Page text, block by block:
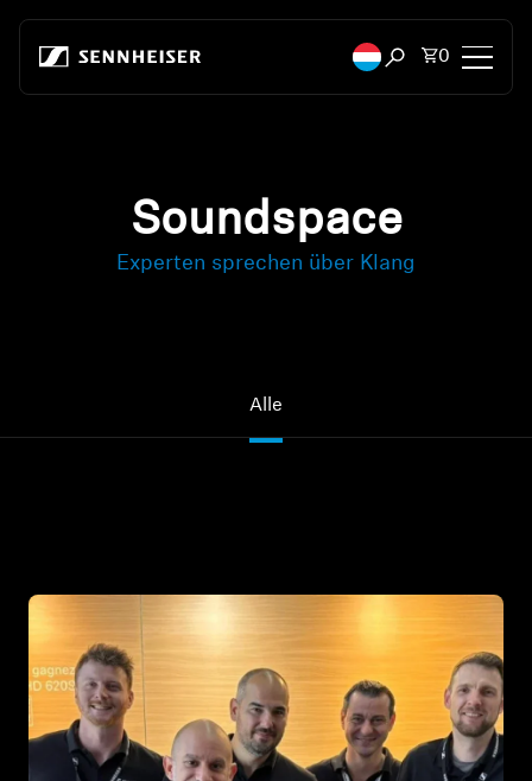
Suchfenster
Artikel im
0
Konnektivität
Hearing
Hearing
Soundspace
Experten sprechen über Klang
Alle